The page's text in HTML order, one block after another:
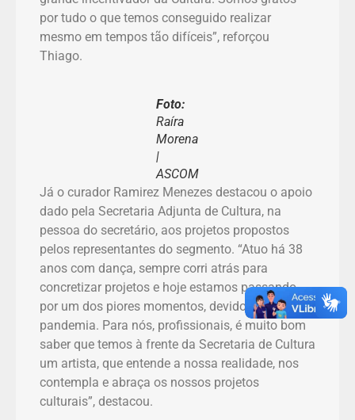
por tudo o que temos conseguido realizar
mesmo em tempos tão difíceis”, reforçou
Thiago.
Foto:
Raíra
Morena
|
ASCOM
Já o curador Ramirez Menezes destacou o apoio
dado pela Secretaria Adjunta de Cultura, na
pessoa do secretário, aos projetos propostos
pelos representantes do segmento. “Atuo há 38
anos com dança, sempre corri atrás para
concretizar projetos e hoje estamos passando
por um dos piores momentos, devido a
pandemia. Para nós, profissionais, é muito bom
saber que temos à frente da Secretaria de Cultura
um artista, que entende a nossa realidade, nos
contempla e abraça os nossos projetos
culturais”, destacou.